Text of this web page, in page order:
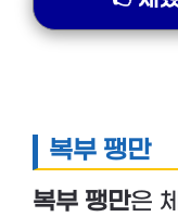
복부 팽만
복부 팽만은